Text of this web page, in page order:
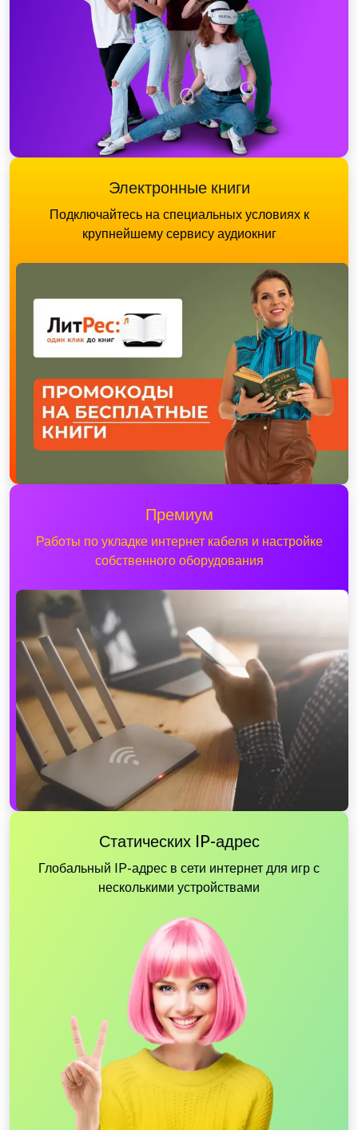
Электронные книги
Подключайтесь на специальных условиях к
крупнейшему сервису аудиокниг
Премиум
Работы по укладке интернет кабеля и настройке
собственного оборудования
Статических IP-адрес
Глобальный IP-адрес в сети интернет для игр с
несколькими устройствами